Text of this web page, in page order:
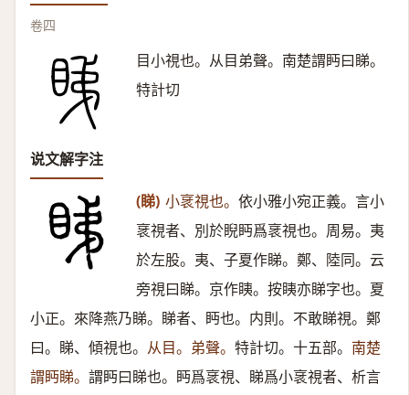
卷四
目小視也。从目弟聲。南楚謂眄曰睇。
特計切
说文解字注
(睇) 小衺視也。 依小雅小宛正義。言小
衺視者、別於睨眄爲衺視也。周易。夷
於左股。夷、子夏作睇。鄭、陸同。云
旁視曰睇。京作眱。按眱亦睇字也。夏
小正。來降燕乃睇。睇者、眄也。内則。不敢睇視。鄭
曰。睇、傾視也。 从目。弟聲。 特計切。十五部。 南楚
謂眄睇。 謂眄曰睇也。眄爲衺視、睇爲小衺視者、析言